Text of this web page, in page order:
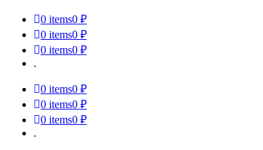
0 items0 ₽
0 items0 ₽
0 items0 ₽
.
0 items0 ₽
0 items0 ₽
0 items0 ₽
.